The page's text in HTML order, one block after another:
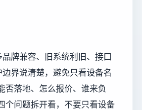
牌兼容、旧系统利旧、接口
界说清楚，避免只看设备名
否落地、怎么报价、谁来负
个问题拆开看，不要只看设备